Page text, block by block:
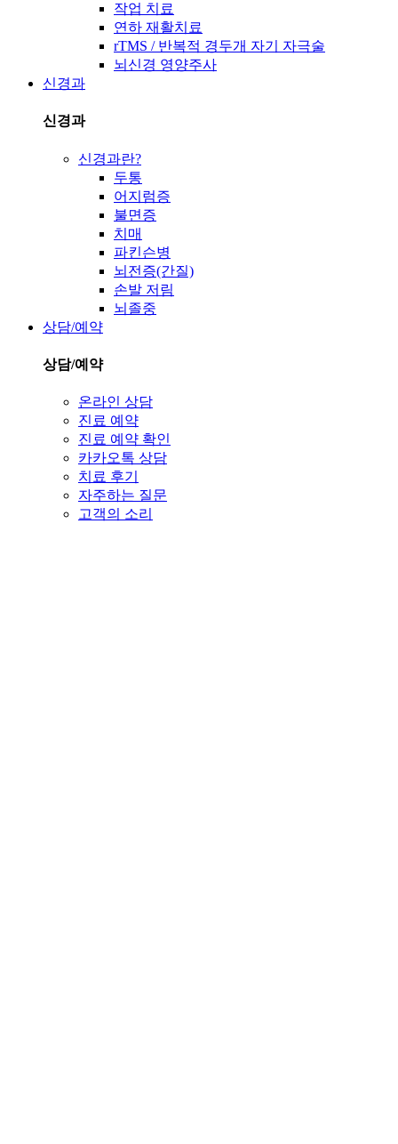
작업 치료
연하 재활치료
rTMS / 반복적 경두개 자기 자극술
뇌신경 영양주사
신경과
신경과
신경과란?
두통
어지럼증
불면증
치매
파킨슨병
뇌전증(간질)
손발 저림
뇌졸중
상담/예약
상담/예약
온라인 상담
진료 예약
진료 예약 확인
카카오톡 상담
치료 후기
자주하는 질문
고객의 소리